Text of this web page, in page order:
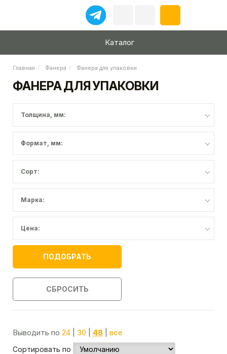
Каталог
Главная Фанера Фанера для упаковки
ФАНЕРА ДЛЯ УПАКОВКИ
Толщина, мм:
Формат, мм:
Сорт:
Марка:
Цена:
ПОДОБРАТЬ
СБРОСИТЬ
Выводить по 24 30 48 все
Сортировать по